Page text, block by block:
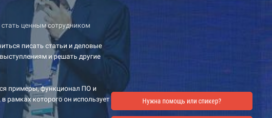
ценным сотрудником
писать статьи и деловые
и решать другие
примеры, функционал ПО и
рамках которого он использует
Нужна помощь или спикер?